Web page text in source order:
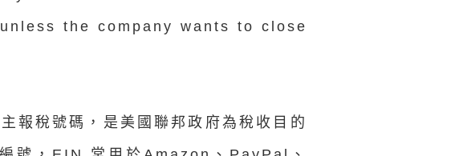
the company wants to close
報稅號碼，是美國聯邦政府為稅收目的